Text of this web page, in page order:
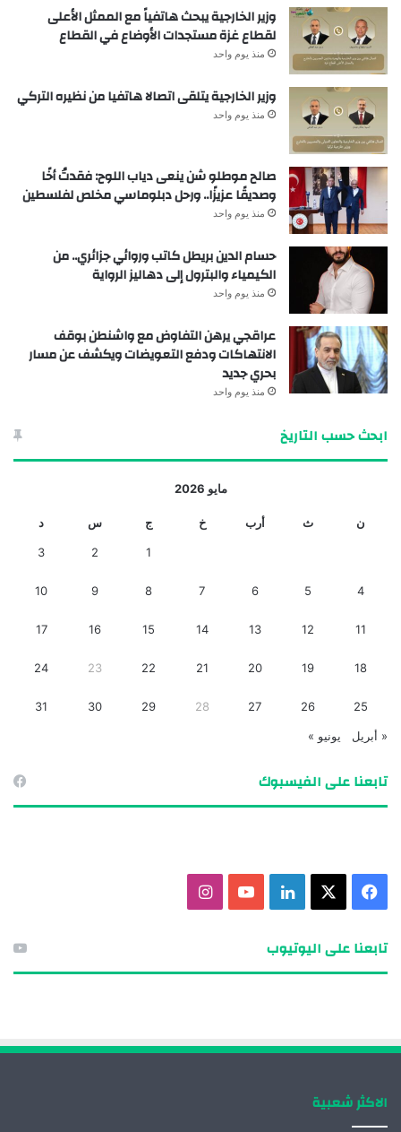
وزير الخارجية يبحث هاتفياً مع الممثل الأعلى
لقطاع غزة مستجدات الأوضاع في القطاع
منذ يوم واحد
وزير الخارجية يتلقى اتصالا هاتفيا من نظيره التركي
منذ يوم واحد
صالح موطلو شن ينعى دياب اللوح: فقدتُ أخًا
وصديقًا عزيزًا.. ورحل دبلوماسي مخلص لفلسطين
منذ يوم واحد
حسام الدين بريطل كاتب وروائي جزائري.. من
الكيمياء والبترول إلى دهاليز الرواية
منذ يوم واحد
عراقجي يرهن التفاوض مع واشنطن بوقف
الانتهاكات ودفع التعويضات ويكشف عن مسار
بحري جديد
منذ يوم واحد
ابحث حسب التاريخ
مايو 2026
ن ث أرب خ ج س د
1
2
3
4
5
6
7
8
9
10
11
12
13
14
15
16
17
18
19
20
21
22
23
24
25
26
27
28
29
30
31
« أبريل يونيو »
تابعنا على الفيسبوك
تابعنا على اليوتيوب
الاكثر شعبية